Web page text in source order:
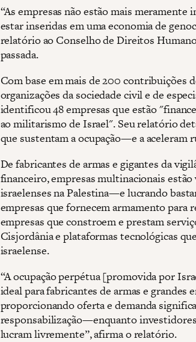
“As empresas não estão mais
estar inseridas em uma economia de
relatório ao Conselho de Direitos
passada.
Com base em mais de 200 contribuições
organizações da sociedade civil e de
identificou 48 empresas que estão
ao militarismo de Israel". Seu relatório
que sustentam a ocupação—e a aceleram
De fabricantes de armas e gigantes da
financeiro, empresas multinacionais
israelenses na Palestina—e lucrando
empresas que fornecem armamento para
empresas que constroem e prestam
Cisjordânia e plataformas tecnológicas
israelense.
“A ocupação perpétua [promovida por
ideal para fabricantes de armas e
proporcionando oferta e demanda
responsabilização—enquanto
lucram livremente”, afirma o relatório.